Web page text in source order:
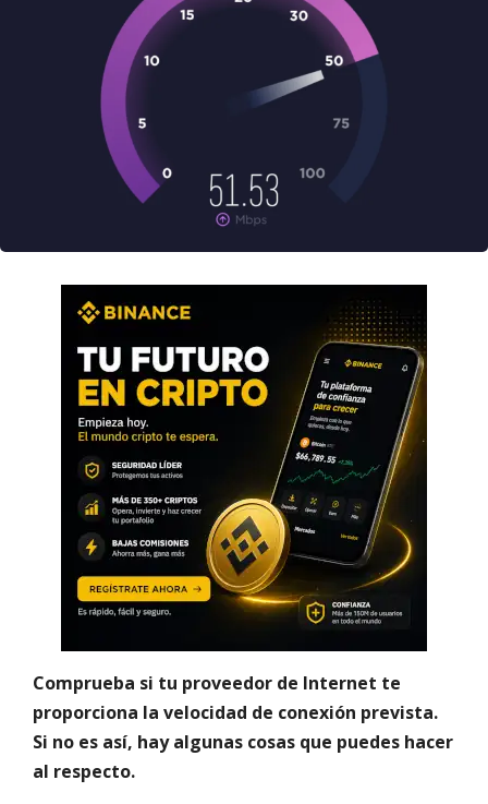
Comprueba si tu proveedor de Internet te
proporciona la velocidad de conexión prevista.
Si no es así, hay algunas cosas que puedes hacer
al respecto.